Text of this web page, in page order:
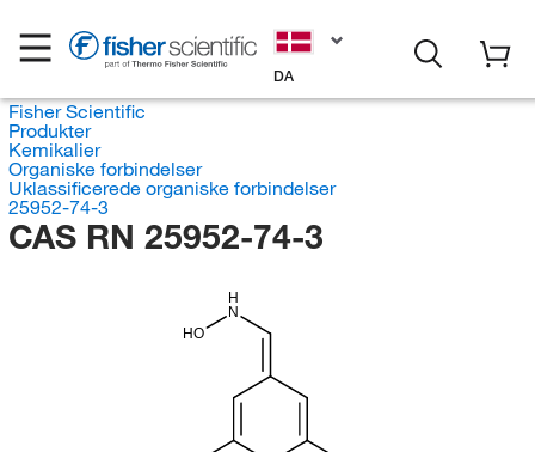
DA
Fisher Scientific
Produkter
Kemikalier
Organiske forbindelser
Uklassificerede organiske forbindelser
25952-74-3
CAS RN 25952-74-3
H
N
HO